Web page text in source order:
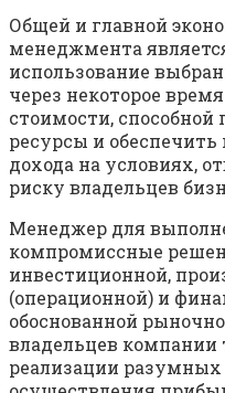
Общей и главной
менеджмента
использование
через некоторое
стоимости,
ресурсы и
дохода на условиях,
риску владельцев
Менеджер для
компромиссные
инвестиционной,
(операционной) и
обоснованной
владельцев компании
реализации